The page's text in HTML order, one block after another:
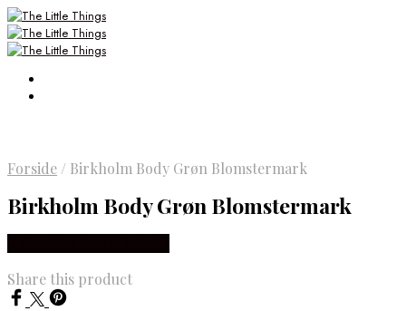
Forside / Birkholm Body Grøn Blomstermark
Birkholm Body Grøn Blomstermark
Share this product